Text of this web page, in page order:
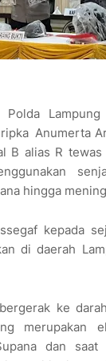
Anumerta
B alias R
hingga
kepada
di daerah
ke
merupakan
dan saat